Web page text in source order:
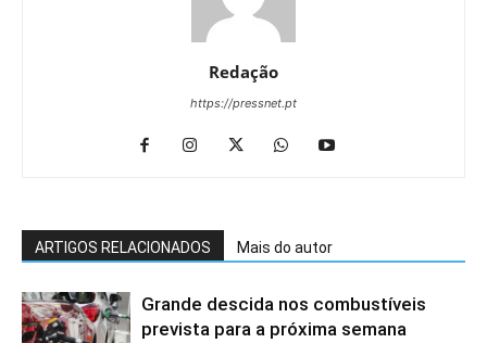
Redação
https://pressnet.pt
ARTIGOS RELACIONADOS Mais do autor
Grande descida nos combustíveis
prevista para a próxima semana